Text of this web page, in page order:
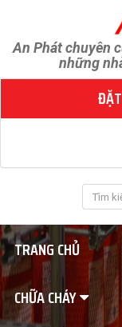
An Phát chuyên
những
TRANG CHỦ
CHỮA CHÁY